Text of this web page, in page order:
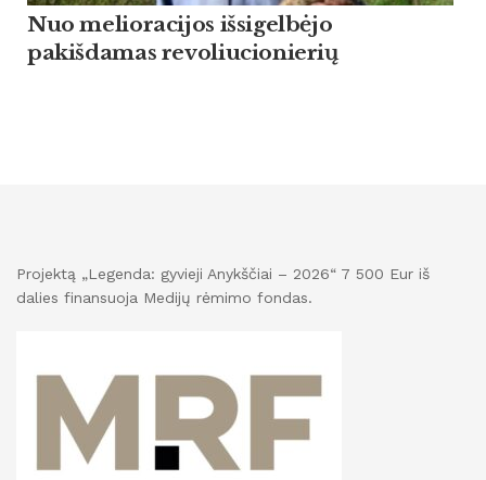
Nuo melioracijos išsigelbėjo
pakišdamas revoliucionierių
Projektą „Legenda: gyvieji Anykščiai – 2026“ 7 500 Eur iš
dalies finansuoja Medijų rėmimo fondas.